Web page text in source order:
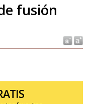
fusión